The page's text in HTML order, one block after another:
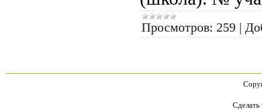
Просмотров: 259 |
Сделать